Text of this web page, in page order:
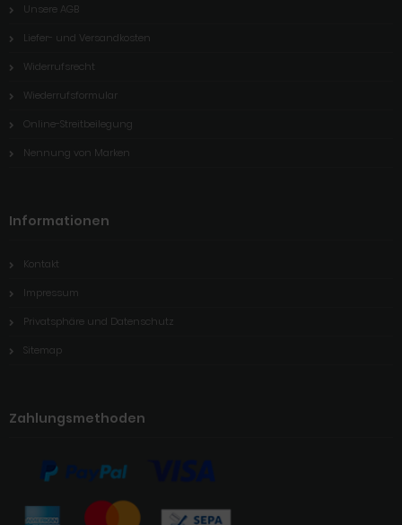
Unsere AGB
Liefer- und Versandkosten
Widerrufsrecht
Wiederrufsformular
Online-Streitbeilegung
Nennung von Marken
Informationen
Kontakt
Impressum
Privatsphäre und Datenschutz
Sitemap
Zahlungsmethoden